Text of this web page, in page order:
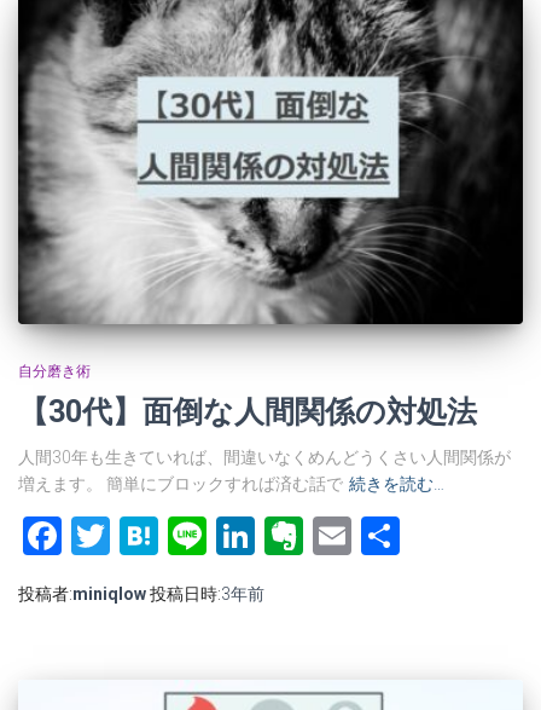
自分磨き術
【30代】面倒な人間関係の対処法
人間30年も生きていれば、間違いなくめんどうくさい人間関係が
増えます。 簡単にブロックすれば済む話で 続きを読む…
Facebook
Twitter
Hatena
LineLinkedIn
Evernote
Email
投稿者:miniqlow投稿日時:3年前